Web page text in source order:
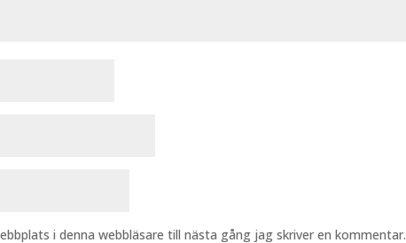
i denna webbläsare till nästa gång jag skriver en kommentar.